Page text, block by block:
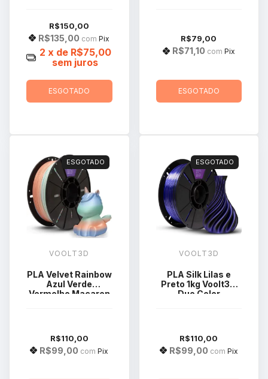
R$150,00
R$135,00 com Pix
2 x de R$75,00
sem juros
ESGOTADO
R$79,00
R$71,10 com Pix
ESGOTADO
ESGOTADO
VOOLT3D
PLA Velvet Rainbow
Azul Verde
Vermelho Macaron
R$110,00
R$99,00 com Pix
ESGOTADO
VOOLT3D
PLA Silk Lilas e
Preto 1kg Voolt3D
Duo Color
R$110,00
R$99,00 com Pix